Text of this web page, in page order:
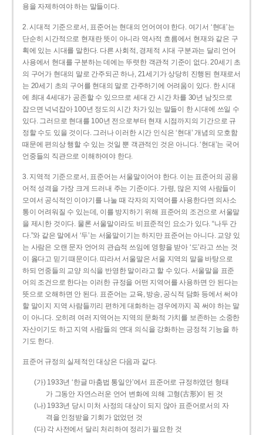
용을 자제하여야 하는 말들이다.
2. 시대적 기준으로서, 표준어는 현대의 언어여야 한다. 여기서 ‘현대’는
단순히 시간적으로 현재란 뜻이 아니라 역사적 흐름에서 현재와 같은 구
획에 있는 시대를 말한다. 다른 사회적, 경제적 시대 구분과는 달리 언어
사용에서 현대를 구분하는 데에는 뚜렷한 객관적 기준이 없다. 20세기 초
의 구어가 현대의 말로 간주되곤 하나, 21세기가 상당히 진행된 현재로서
는 20세기 초의 구어를 현대의 말로 간주하기에 어려움이 있다. 한 시대
에 최대 4세대가 공존할 수 있으므로 세대 간 시간 차를 30년 남짓으로
잡으면 넉넉잡아 100년 정도의 시간 차가 있는 말들이 한 시대에 쓰일 수
있다. 그러므로 현대를 100년 전으로부터 현재 시점까지의 기간으로 규
정할 수도 있을 것이다. 그러나 이러한 시간 인식은 ‘현대’ 개념의 모호함
때문에 편의상 행할 수 있는 것일 뿐 객관적인 것은 아니다. ‘현대’는 국어
언중들의 직관으로 이해하여야 한다.
3. 지역적 기준으로서, 표준어는 서울말이어야 한다. 이는 표준어의 공용
어적 성격을 가장 크게 드러내 주는 기준이다. 가령, 많은 지역 사람들이
모여서 공식적인 이야기를 나눌 때 각자의 지역어를 사용한다면 의사소
통이 어려워질 수 있는데, 이를 방지하기 위해 표준어의 조건으로 서울말
을 제시한 것이다. 물론 서울말이라도 비표준적인 요소가 있다. “나두 간
다.”와 같은 말에서 ‘두’는 서울말이기는 하지만 표준어는 아니다. 교양 있
는 사람은 오랜 문자 언어의 관습적 쓰임에 영향을 받아 ‘도’라고 쓰는 것
이 옳다고 믿기 때문이다. 따라서 서울말은 서울 지역의 말을 바탕으로
하되 언중들의 교양 의식을 반영한 말이라고 할 수 있다. 서울말을 표준
어의 조건으로 한다는 이러한 규정을 어떤 지역어를 사용하면 안 된다는
뜻으로 오해하면 안 된다. 표준어는 교육, 방송, 공식적 담화 등에서 써야
할 말이지 지역 사람들끼리 편하게 대화하는 경우에까지 꼭 써야 하는 말
이 아니다. 오히려 여러 지역어는 지역의 문화적 가치를 보존하는 소중한
자산이기도 하고 지역 사람들의 연대 의식을 강화하는 긍정적 기능을 하
기도 한다.
표준어 규정의 실제적인 대상은 다음과 같다.
(가) 1933년 ‘한글 마춤법 통일안’에서 표준어로 규정하였던 형태
가 그동안 자연스러운 언어 변화에 의해 고형(古形)이 된 것
(나) 1933년 당시 미처 사정의 대상이 되지 않아 표준어로서의 자
격을 인정받을 기회가 없었던 것
(다) 각 사전에서 달리 처리하여 정리가 필요한 것